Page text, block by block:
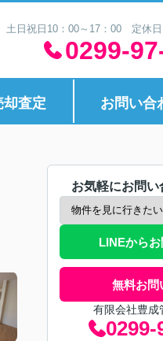
日祝日10：00～17：00 定休日
0299-
却査定 お問い合
お気軽にお問
LINEから
無料お問
有限会社豊成
0299-